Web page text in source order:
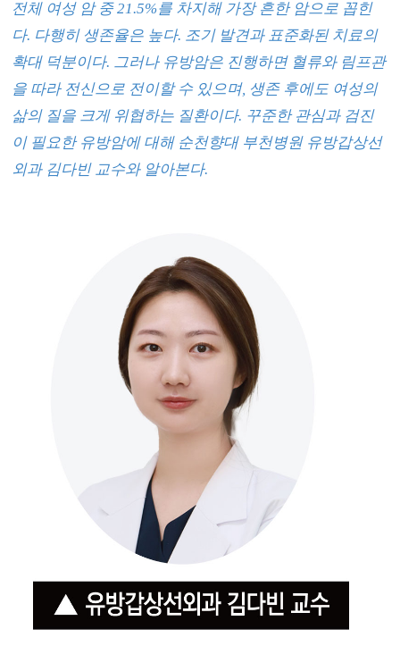
전체 여성 암 중21.5%를 차지해 가장 흔한 암으로 꼽힌
다. 다행히 생존율은 높다. 조기 발견과 표준화된 치료의
확대 덕분이다. 그러나 유방암은 진행하면 혈류와 림프관
을 따라 전신으로 전이할 수 있으며, 생존 후에도 여성의
삶의 질을 크게 위협하는 질환이다. 꾸준한 관심과 검진
이 필요한 유방암에 대해 순천향대 부천병원 유방갑상선
외과 김다빈 교수와 알아본다.